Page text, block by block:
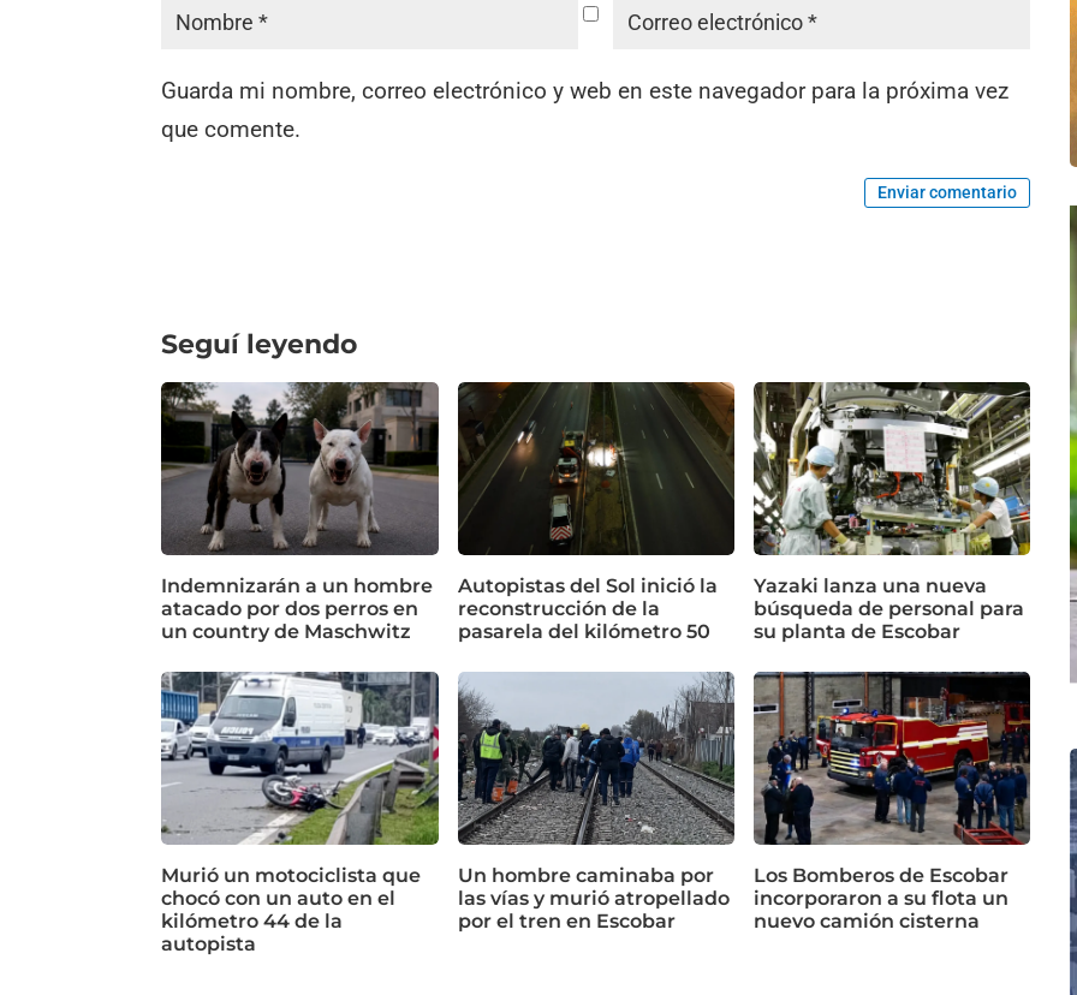
Guarda mi nombre, correo electrónico y web en este navegador para la próxima vez
que comente.
Enviar comentario
Seguí leyendo
Indemnizarán a un hombre
atacado por dos perros en
un country de Maschwitz
Autopistas del Sol inició la
reconstrucción de la
pasarela del kilómetro 50
Yazaki lanza una nueva
búsqueda de personal para
su planta de Escobar
Murió un motociclista que
chocó con un auto en el
kilómetro 44 de la
autopista
Un hombre caminaba por
las vías y murió atropellado
por el tren en Escobar
Los Bomberos de Escobar
incorporaron a su flota un
nuevo camión cisterna